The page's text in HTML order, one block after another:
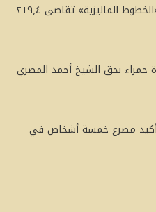
مساعد طيار في «الخطوط الماليزية» تقاضى ٢١٩٫٤
حمراء بحق الشيخ أحمد المصري
راكباً وتأكيد مصرع خمسة أشخاص في